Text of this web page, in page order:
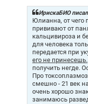
ИрискаБИО
Юлианна, от чего
прививают от
кальцивироза и
для человека
передается при
его не принесешь.
получить негде.
Про
смешно - 21 век
очень хорошо
занимаюсь